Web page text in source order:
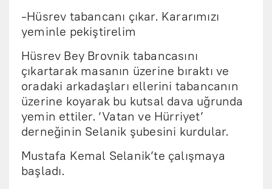
-Hüsrev tabancanı çıkar. Kararımızı
yeminle pekiştirelim
Hüsrev Bey Brovnik tabancasını
çıkartarak masanın üzerine bıraktı ve
oradaki arkadaşları ellerini tabancanın
üzerine koyarak bu kutsal dava uğrunda
yemin ettiler. ‘Vatan ve Hürriyet’
derneğinin Selanik şubesini kurdular.
Mustafa Kemal Selanik’te çalışmaya
başladı.